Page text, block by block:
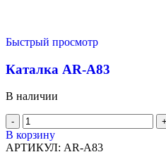
Быстрый просмотр
Каталка AR-A83
В наличии
В корзину
АРТИКУЛ: AR-A83